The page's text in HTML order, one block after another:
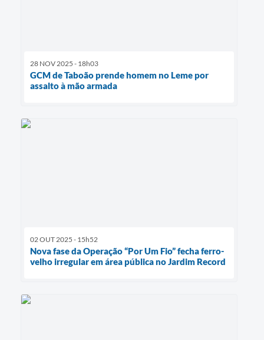
28 NOV 2025 - 18h03
GCM de Taboão prende homem no Leme por
assalto à mão armada
02 OUT 2025 - 15h52
Nova fase da Operação “Por Um Fio” fecha ferro-
velho irregular em área pública no Jardim Record